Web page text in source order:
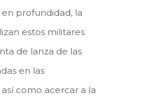
profundidad, la
estos militares
de lanza de las
en las
como acercar a la